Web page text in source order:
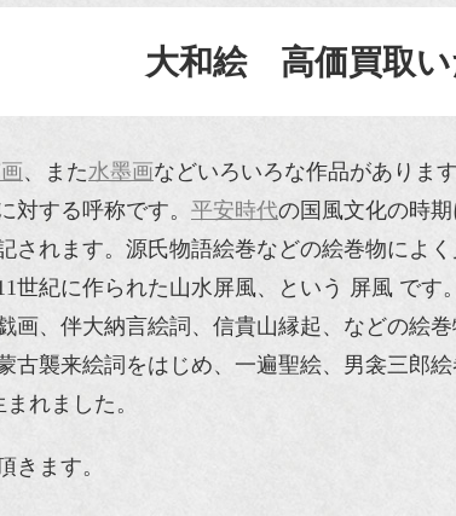
大和絵 高価買取い
、また水墨画などいろいろな作品がありま
対する呼称です。 平安時代の国風文化の時
されます。源氏物語絵巻などの絵巻物によ
世紀に作られた山水屏風、という 屏風 です
、伴大納言絵詞、信貴山縁起、などの絵巻
古襲来絵詞をはじめ、一遍聖絵、男衾三郎
れました。
きます。